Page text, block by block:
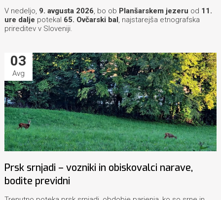
V nedeljo, 9. avgusta 2026, bo ob Planšarskem jezeru od 11.
ure dalje potekal 65. Ovčarski bal , najstarejša etnografska
prireditev v Sloveniji.
03
Avg
Prsk srnjadi – vozniki in obiskovalci narave,
bodite previdni